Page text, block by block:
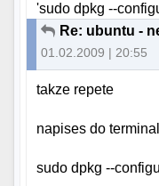
'sudo dpkg --
Re: ubuntu -
01.02.2009 | 20:55
takze repete
napises do
sudo dpkg --